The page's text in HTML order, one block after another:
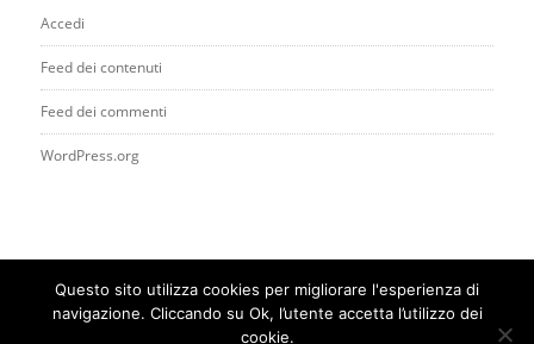
Accedi
Feed dei contenuti
Feed dei commenti
WordPress.org
Questo sito utilizza cookies per migliorare l'esperienza di
navigazione. Cliccando su Ok, l’utente accetta l’utilizzo dei
cookie.